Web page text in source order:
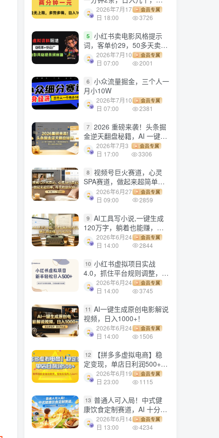
劳多得!2026年7月17
日 18:00
会员专属
3726
5 小红书卖电影风格提示
词，客单价29，50多天卖了
790单，小白直接抄作业！
2026年7月10
日 07:00
会员专属
2001
6 小众流量掘金，三个人一
月小10W
2026年7月10
日 07:00
会员专属
2381
7 2026 重磅来袭！头条掘
金逆天翻盘秘籍，AI 一键打
造爆款内容，只需简单复制
粘贴，日入 1000 + 轻松实
2026年7月3
日 17:00
会员专属
3306
8 视频号巨火赛道，心灵
SPA赛道，做起来超简单，
每天收益800+！
2026年6月27
日 09:00
会员专属
2859
9 AI工具写小说,一键生成
120万字，躺着也能赚，月
入2w+！
2026年6月24
日 14:00
会员专属
2844
10 小红书虚拟项目实战
4.0，抓住平台规则调整，单
店日入500+！
2026年6月24
日 14:00
会员专属
3745
11 AI一键生成原创电影解说
视频，日入1000+！
2026年6月24
日 14:00
会员专属
1506
12
【拼多多虚拟电商】稳
定变现，单店日利润500+，
软件挂机全自动发货，轻松
实现月入1w+！
2026年6月19
日 23:00
会员专属
1115
13 普通人可入局！中式健
康饮食定制赛道，AI 十分钟
做爆款，变现超给力
2026年6月14
日 13:00
会员专属
4234